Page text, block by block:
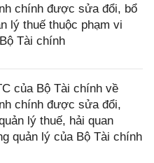
chính được sửa đổi, bổ
lý thuế thuộc phạm vi
Tài chính
của Bộ Tài chính về
chính được sửa đổi,
lý thuế, hải quan
quản lý của Bộ Tài chính